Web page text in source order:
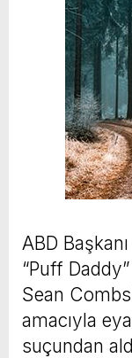
ABD
“Puff
Sean
amacıyla
suçundan